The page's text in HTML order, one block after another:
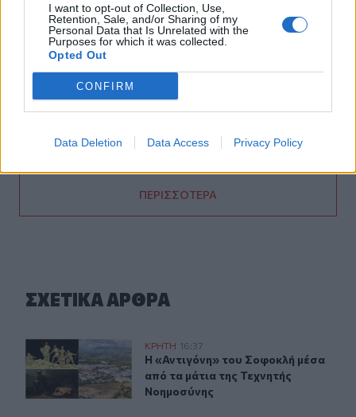
I want to opt-out of Collection, Use,
Retention, Sale, and/or Sharing of my
Personal Data that Is Unrelated with the
Purposes for which it was collected.
Opted Out
CONFIRM
Data Deletion Data Access Privacy Policy
κατακλύσει τα Social Media
Λουτράκι: Νεκρός δίπλα σε κάδο σκουπιδιών
εντοπίστηκε ηλικιωμένος
13:08
τουριστών και οι βίλες των 168.000€ την εβδομάδα
ΠΕΡΙΣΣΟΤΕΡΑ
ΣΧΕΤΙΚA AΡΘΡΑ
Η «Αντιγόνη» του Σοφοκλή μέσα από τα μάτια της
ΚΡΗΤΗ 16:37
Η «Αντιγόνη» του Σοφοκλή μέσα
Η «Αντιγόνη» του Σοφοκλή μέσα
από τα μάτια της Τεχνητής
Νοημοσύνης